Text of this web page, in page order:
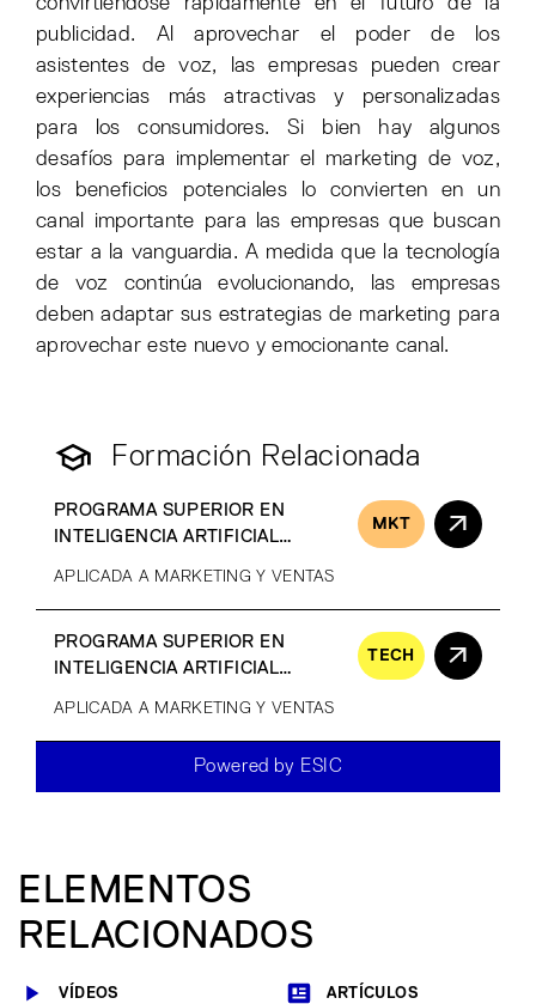
publicidad. Al aprovechar el poder de los
asistentes de voz, las empresas pueden crear
experiencias más atractivas y personalizadas
para los consumidores. Si bien hay algunos
desafíos para implementar el marketing de voz,
los beneficios potenciales lo convierten en un
canal importante para las empresas que buscan
estar a la vanguardia. A medida que la tecnología
de voz continúa evolucionando, las empresas
deben adaptar sus estrategias de marketing para
aprovechar este nuevo y emocionante canal.
Formación Relacionada
PROGRAMA SUPERIOR EN
INTELIGENCIA ARTIFICIAL
MKT
APLICADA A MARKETING Y VENTAS
PROGRAMA SUPERIOR EN
INTELIGENCIA ARTIFICIAL
TECH
APLICADA A MARKETING Y VENTAS
Powered by ESIC
ELEMENTOS
RELACIONADOS
VÍDEOS ARTÍCULOS